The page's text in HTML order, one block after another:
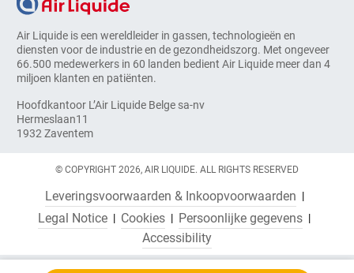
Air Liquide is een wereldleider in gassen, technologieën en
diensten voor de industrie en de gezondheidszorg. Met ongeveer
66.500 medewerkers in 60 landen bedient Air Liquide meer dan 4
miljoen klanten en patiënten.
Hoofdkantoor L’Air Liquide Belge sa-nv
Hermeslaan11
1932 Zaventem
© COPYRIGHT 2026, AIR LIQUIDE. ALL RIGHTS RESERVED
Leveringsvoorwaarden & Inkoopvoorwaarden
Legal Notice
Cookies
Persoonlijke gegevens
Accessibility